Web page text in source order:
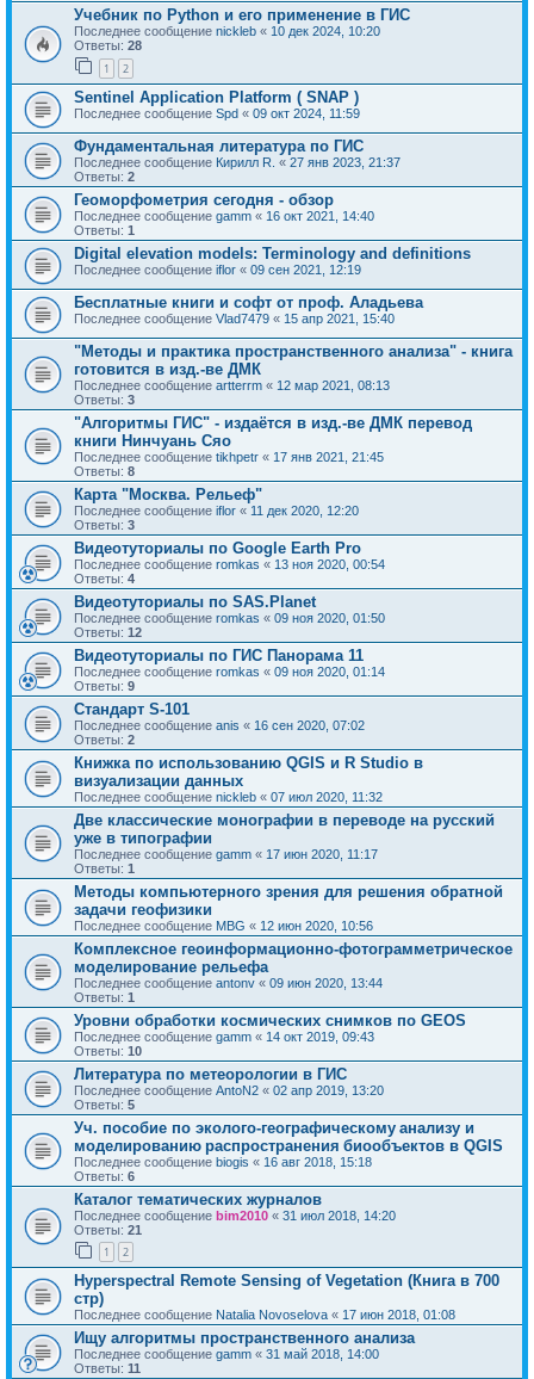
Учебник по Python и его применение в ГИС
Последнее сообщение nickleb « 10 дек 2024, 10:20
Ответы: 28
1 2
Sentinel Application Platform ( SNAP )
Последнее сообщение Spd « 09 окт 2024, 11:59
Фундаментальная литература по ГИС
Последнее сообщение Кирилл R. « 27 янв 2023, 21:37
Ответы: 2
Геоморфометрия сегодня - обзор
Последнее сообщение gamm « 16 окт 2021, 14:40
Ответы: 1
Digital elevation models: Terminology and definitions
Последнее сообщение iflor « 09 сен 2021, 12:19
Бесплатные книги и софт от проф. Аладьева
Последнее сообщение Vlad7479 « 15 апр 2021, 15:40
"Методы и практика пространственного анализа" - книга
готовится в изд.-ве ДМК
Последнее сообщение artterrm « 12 мар 2021, 08:13
Ответы: 3
"Алгоритмы ГИС" - издаётся в изд.-ве ДМК перевод
книги Нинчуань Сяо
Последнее сообщение tikhpetr « 17 янв 2021, 21:45
Ответы: 8
Карта "Москва. Рельеф"
Последнее сообщение iflor « 11 дек 2020, 12:20
Ответы: 3
Видеотуториалы по Google Earth Pro
Последнее сообщение romkas « 13 ноя 2020, 00:54
Ответы: 4
Видеотуториалы по SAS.Planet
Последнее сообщение romkas « 09 ноя 2020, 01:50
Ответы: 12
Видеотуториалы по ГИС Панорама 11
Последнее сообщение romkas « 09 ноя 2020, 01:14
Ответы: 9
Стандарт S-101
Последнее сообщение anis « 16 сен 2020, 07:02
Ответы: 2
Книжка по использованию QGIS и R Studio в
визуализации данных
Последнее сообщение nickleb « 07 июл 2020, 11:32
Две классические монографии в переводе на русский
уже в типографии
Последнее сообщение gamm « 17 июн 2020, 11:17
Ответы: 1
Методы компьютерного зрения для решения обратной
задачи геофизики
Последнее сообщение MBG « 12 июн 2020, 10:56
Комплексное геоинформационно-фотограмметрическое
моделирование рельефа
Последнее сообщение antonv « 09 июн 2020, 13:44
Ответы: 1
Уровни обработки космических снимков по GEOS
Последнее сообщение gamm « 14 окт 2019, 09:43
Ответы: 10
Литература по метеорологии в ГИС
Последнее сообщение AntoN2 « 02 апр 2019, 13:20
Ответы: 5
Уч. пособие по эколого-географическому анализу и
моделированию распространения биообъектов в QGIS
Последнее сообщение biogis « 16 авг 2018, 15:18
Ответы: 6
Каталог тематических журналов
Последнее сообщение bim2010 « 31 июл 2018, 14:20
Ответы: 21
1 2
Hyperspectral Remote Sensing of Vegetation (Книга в 700
стр)
Последнее сообщение Natalia Novoselova « 17 июн 2018, 01:08
Ищу алгоритмы пространственного анализа
Последнее сообщение gamm « 31 май 2018, 14:00
Ответы: 11